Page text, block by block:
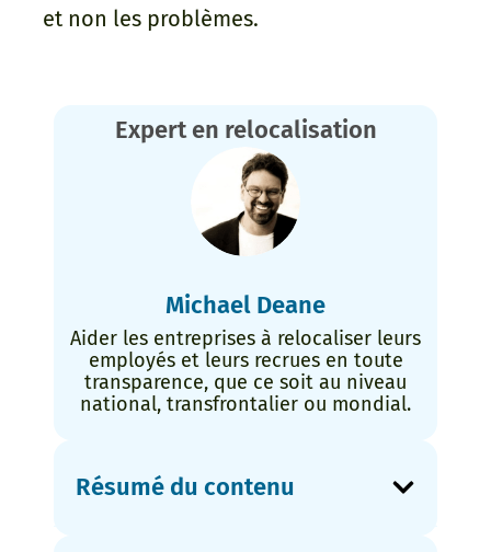
et non les problèmes.
Expert en relocalisation
Michael Deane
Aider les entreprises à relocaliser leurs
employés et leurs recrues en toute
transparence, que ce soit au niveau
national, transfrontalier ou mondial.
Résumé du contenu